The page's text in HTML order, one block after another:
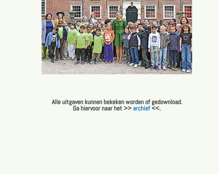
Alle uitgaven kunnen bekeken worden of gedownload.
Ga hiervoor naar het >>archief<<.